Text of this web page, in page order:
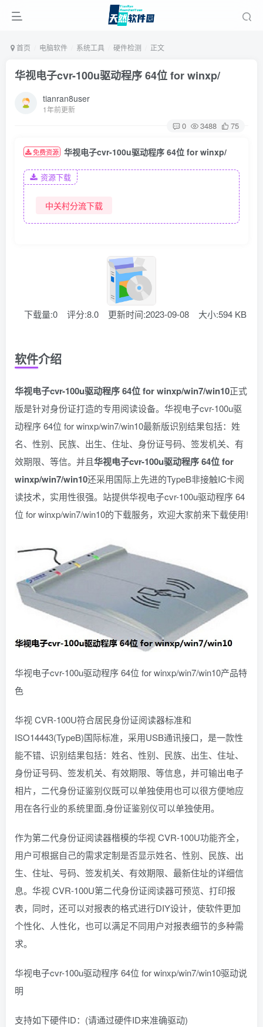
首页 电脑软件 系统工具 硬件检测 正文
华视电子cvr-100u驱动程序 64位 for winxp/
tianran8user
1年前更新
0 3488 75
免费资源 华视电子cvr-100u驱动程序 64位 for winxp/
资源下载
中关村分流下载
下载量:0 评分:8.0 更新时间:2023-09-08 大小:594 KB
软件介绍
华视电子cvr-100u驱动程序 64位 for winxp/win7/win10正式
版是针对身份证打造的专用阅读设备。华视电子cvr-100u驱
动程序 64位 for winxp/win7/win10最新版识别结果包括：姓
名、性别、民族、出生、住址、身份证号码、签发机关、有
效期限、等信。并且华视电子cvr-100u驱动程序 64位 for
winxp/win7/win10还采用国际上先进的TypeB非接触IC卡阅
读技术，实用性很强。站提供华视电子cvr-100u驱动程序 64
位 for winxp/win7/win10的下载服务，欢迎大家前来下载使用!
华视电子cvr-100u驱动程序 64位 for winxp/win7/win10产品特
色
华视 CVR-100U符合居民身份证阅读器标准和
ISO14443(TypeB)国际标准，采用USB通讯接口，是一款性
能不错、识别结果包括：姓名、性别、民族、出生、住址、
身份证号码、签发机关、有效期限、等信息，并可输出电子
相片，二代身份证鉴别仪既可以单独使用也可以很方便地应
用在各行业的系统里面,身份证鉴别仪可以单独使用。
作为第二代身份证阅读器楷模的华视 CVR-100U功能齐全，
用户可根据自己的需求定制是否显示姓名、性别、民族、出
生、住址、号码、签发机关、有效期限、最新住址的详细信
息。华视 CVR-100U第二代身份证阅读器可预览、打印报
表，同时，还可以对报表的格式进行DIY设计，使软件更加
个性化、人性化，也可以满足不同用户对报表细节的多种需
求。
华视电子cvr-100u驱动程序 64位 for winxp/win7/win10驱动说
明
支持如下硬件ID：(请通过硬件ID来准确驱动)